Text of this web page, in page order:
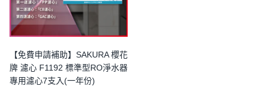
【免費申請補助】SAKURA 櫻花
牌 濾心 F1192 標準型RO淨水器
專用濾心7支入(一年份)